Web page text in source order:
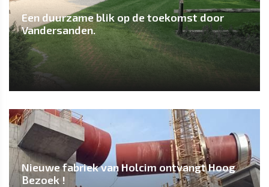
Een duurzame blik op de toekomst door
Vandersanden.
Nieuwe fabriek van Holcim ontvangt Hoog
Bezoek !